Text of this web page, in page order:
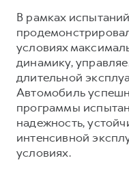
В рамках
условиях
динамику,
длительной
Автомобиль
программы
надежность,
интенсивной
условиях.